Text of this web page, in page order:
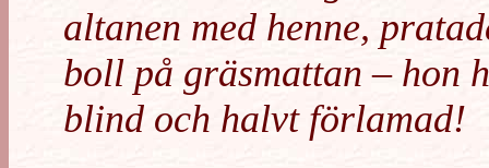
altanen med henne,
boll på gräsmattan – hon
blind och halvt förlamad!